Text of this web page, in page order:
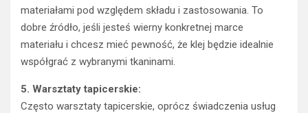
materiałami pod względem składu i zastosowania. To
dobre źródło, jeśli jesteś wierny konkretnej marce
materiału i chcesz mieć pewność, że klej będzie idealnie
współgrać z wybranymi tkaninami.
5. Warsztaty tapicerskie:
Często warsztaty tapicerskie, oprócz świadczenia usług